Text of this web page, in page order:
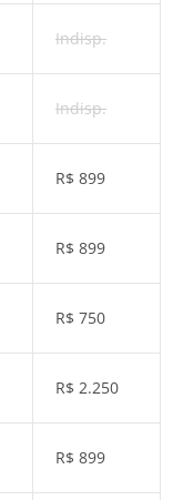
Indisp.
Indisp.
R$ 899
R$ 899
R$ 750
R$ 2.250
R$ 899